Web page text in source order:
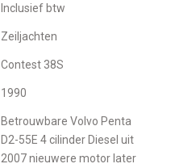
Inclusief btw
Zeiljachten
Contest 38S
1990
Betrouwbare Volvo Penta
D2-55E 4 cilinder Diesel uit
2007 nieuwere motor later